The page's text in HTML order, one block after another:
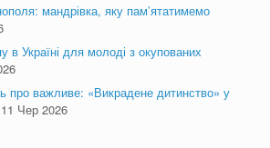
мандрівка, яку пам’ятатимемо
в Україні для молоді з окупованих
про важливе: «Викрадене дитинство» у
11 Чер 2026